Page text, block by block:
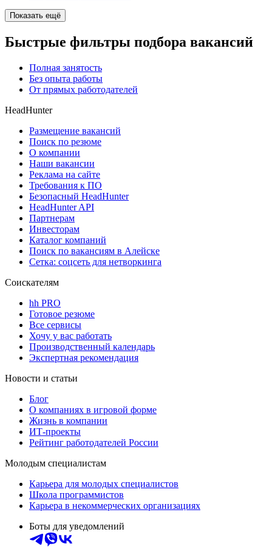
Показать ещё
Быстрые фильтры подбора вакансий
Полная занятость
Без опыта работы
От прямых работодателей
HeadHunter
Размещение вакансий
Поиск по резюме
О компании
Наши вакансии
Реклама на сайте
Требования к ПО
Безопасный HeadHunter
HeadHunter API
Партнерам
Инвесторам
Каталог компаний
Поиск по вакансиям в Алейске
Сетка: соцсеть для нетворкинга
Соискателям
hh PRO
Готовое резюме
Все сервисы
Хочу у вас работать
Производственный календарь
Экспертная рекомендация
Новости и статьи
Блог
О компаниях в игровой форме
Жизнь в компании
ИТ-проекты
Рейтинг работодателей России
Молодым специалистам
Карьера для молодых специалистов
Школа программистов
Карьера в некоммерческих организациях
Боты для уведомлений